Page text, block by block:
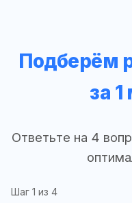
Подберём
за
Ответьте на 4
Шаг 1 из 4